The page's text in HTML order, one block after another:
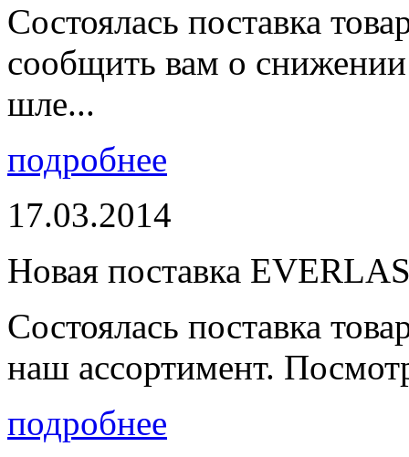
Состоялась поставка
сообщить вам о
шле...
подробнее
17.03.2014
Новая поставка
Состоялась поставка
наш ассортимент.
подробнее